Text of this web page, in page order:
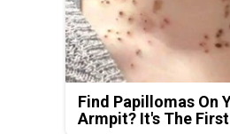
Find Papillomas On
Armpit? It's The